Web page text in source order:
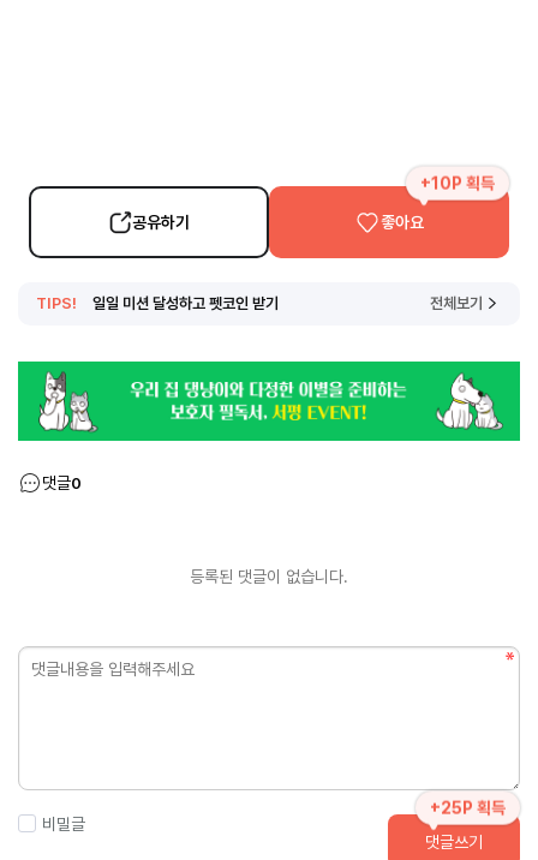
공유하기
+10P 획득
좋아요
TIPS! 일일 미션 달성하고 펫코인 받기 전체보기
댓글0
등록된 댓글이 없습니다.
비밀글
+25P 획득
댓글쓰기